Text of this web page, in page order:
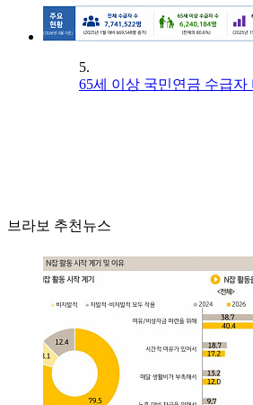
5.
65세 이상 국민연금 수급자
브라보 추천뉴스